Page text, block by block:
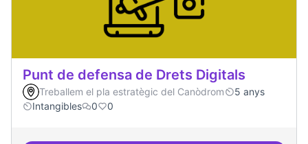
Punt de defensa de Drets Digitals
Treballem el pla estratègic del Canòdrom
5 anys
Intangibles
0 0